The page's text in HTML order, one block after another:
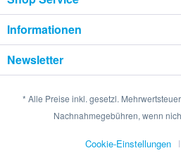
Informationen
Newsletter
* Alle Preise inkl. gesetzl.
Nachnahmegebühren, wenn
Cookie-Einstellungen